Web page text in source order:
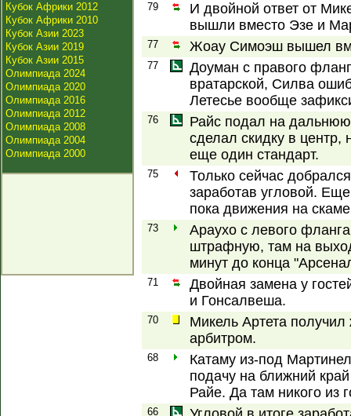
Кубок Африки 2012
Кубок Африки 2010
Кубок Азии 2023
Кубок Азии 2019
Кубок Азии 2015
Олимпиада 2024
Олимпиада 2020
Олимпиада 2016
Олимпиада 2012
Олимпиада 2008
Олимпиада 2004
Олимпиада 2000
79
И двойной ответ от
вышли вместо Эзе и
77 Жоау Симоэш вышел
77
Доуман с правого
вратарской, Силва
Летесье вообще
76
Райс подал на
сделал скидку в центр,
еще один стандарт.
75
Только сейчас
заработав угловой.
пока движения на
73
Араухо с левого
штрафную, там на
минут до конца
71
Двойная замена у
и Гонсалвеша.
70
Микель Артета получил
арбитром.
68
Катаму из-под
подачу на ближний
Райе. Да там никого из
66